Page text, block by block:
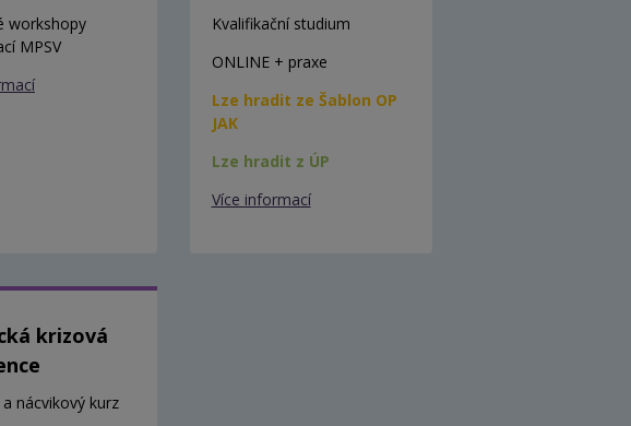
workshopy
MPSV
Kvalifikační studium
ONLINE + praxe
Lze hradit ze Šablon OP
JAK
Lze hradit z ÚP
Více informací
krizová
a nácvikový kurz